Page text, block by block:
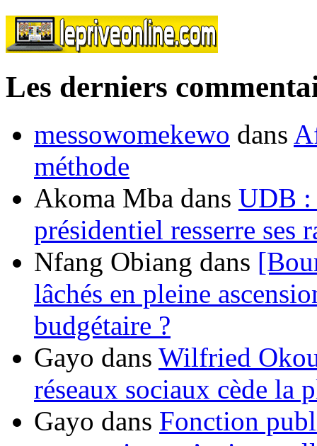
Les derniers
messowomekewo dans
méthode
Akoma Mba dans UDB :
présidentiel resserre ses
Nfang Obiang dans
lâchés en pleine
budgétaire ?
Gayo dans Wilfried
réseaux sociaux cède la
Gayo dans Fonction